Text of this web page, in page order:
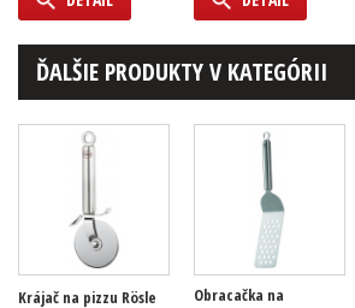
ĎALŠIE PRODUKTY V KATEGÓRII
Krájač na pizzu Rösle
Obracačka na